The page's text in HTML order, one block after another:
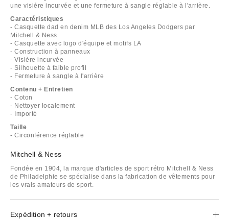
une visière incurvée et une fermeture à sangle réglable à l'arrière.
Caractéristiques
- Casquette dad en denim MLB des Los Angeles Dodgers par
Mitchell & Ness
- Casquette avec logo d'équipe et motifs LA
- Construction à panneaux
- Visière incurvée
- Silhouette à faible profil
- Fermeture à sangle à l'arrière
Contenu + Entretien
- Coton
- Nettoyer localement
- Importé
Taille
- Circonférence réglable
Mitchell & Ness
Fondée en 1904, la marque d'articles de sport rétro Mitchell & Ness
de Philadelphie se spécialise dans la fabrication de vêtements pour
les vrais amateurs de sport.
Expédition + retours